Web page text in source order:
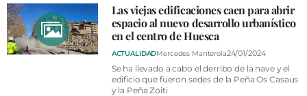
Las viejas edificaciones caen para abrir
espacio al nuevo desarrollo urbanístico
en el centro de Huesca
ACTUALIDADMercedes Manterola24/01/2024
Se ha llevado a cabo el derribo de la nave y el
edificio que fueron sedes de la Peña Os Casaus
y la Peña Zoiti